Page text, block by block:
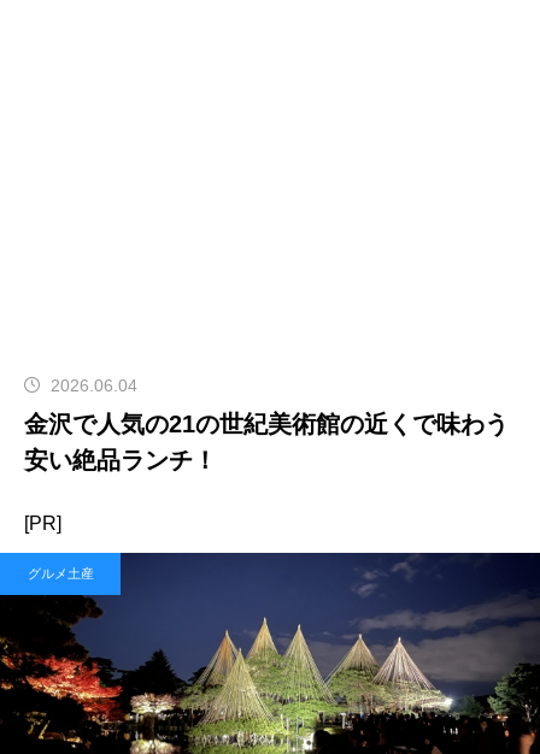
2026.06.04
金沢で人気の21の世紀美術館の近くで味わう
安い絶品ランチ！
[PR]
グルメ土産